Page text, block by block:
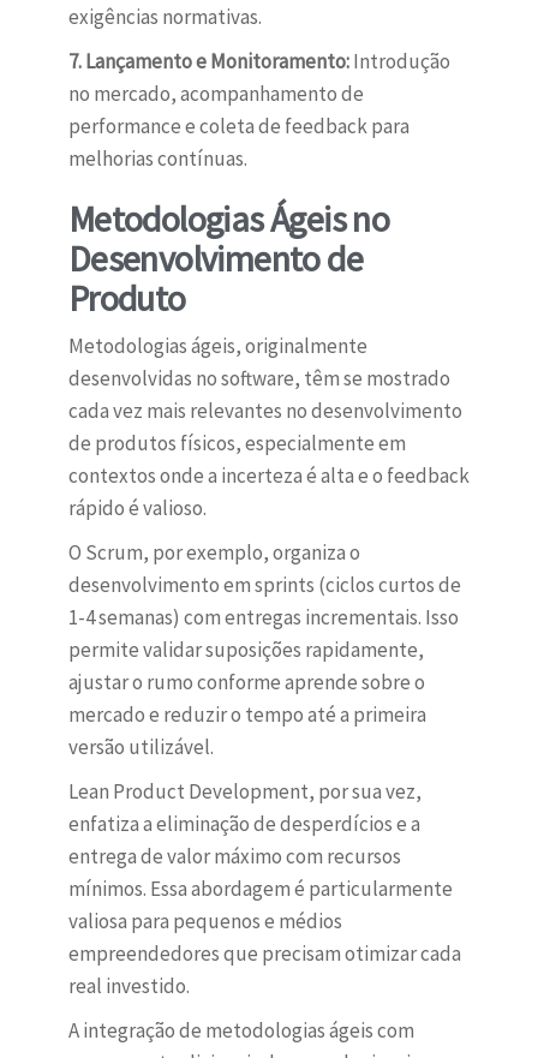
exigências normativas.
7. Lançamento e Monitoramento:Introdução
no mercado, acompanhamento de
performance e coleta de feedback para
melhorias contínuas.
Metodologias Ágeis no
Desenvolvimento de
Produto
Metodologias ágeis, originalmente
desenvolvidas no software, têm se mostrado
cada vez mais relevantes no desenvolvimento
de produtos físicos, especialmente em
contextos onde a incerteza é alta e o feedback
rápido é valioso.
O Scrum, por exemplo, organiza o
desenvolvimento em sprints (ciclos curtos de
1-4 semanas) com entregas incrementais. Isso
permite validar suposições rapidamente,
ajustar o rumo conforme aprende sobre o
mercado e reduzir o tempo até a primeira
versão utilizável.
Lean Product Development, por sua vez,
enfatiza a eliminação de desperdícios e a
entrega de valor máximo com recursos
mínimos. Essa abordagem é particularmente
valiosa para pequenos e médios
empreendedores que precisam otimizar cada
real investido.
A integração de metodologias ágeis com